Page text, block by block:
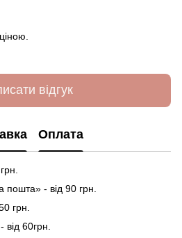
відгук
Оплата
пошта» - від 90 грн.
грн.
60грн.